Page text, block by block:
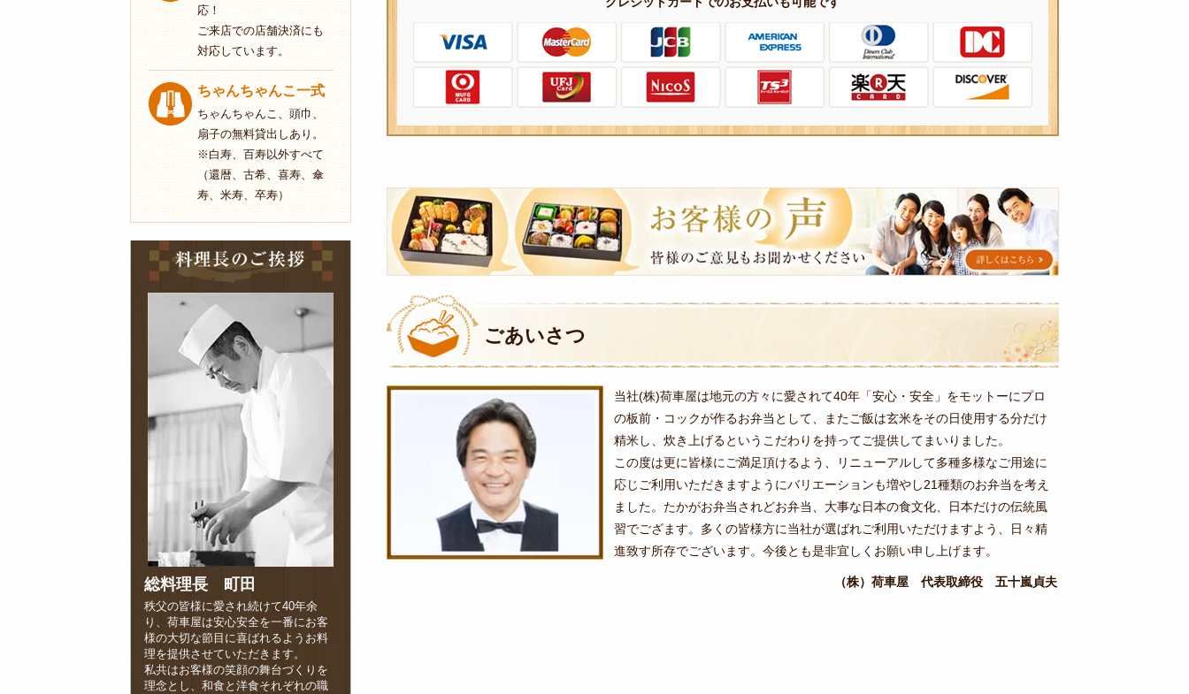
皆
様
の
ご
意
見
も
お
ごあいさつ
当社(株)荷車屋は地元の方々に愛されて40年「安心・安全」をモットーにプロ
の板前・コックが作るお弁当として、またご飯は玄米をその日使用する分だけ
精米し、炊き上げるというこだわりを持ってご提供してまいりました。
この度は更に皆様にご満足頂けるよう、リニューアルして多種多様なご用途に
応じご利用いただきますようにバリエーションも増やし21種類のお弁当を考え
ました。たかがお弁当されどお弁当、大事な日本の食文化、日本だけの伝統風
習でござます。多くの皆様方に当社が選ばれご利用いただけますよう、日々精
進致す所存でございます。今後とも是非宜しくお願い申し上げます。
（株）荷車屋 代表取締役 五十嵐貞夫
応！
ご来店での店舗決済にも
対応しています。
ちゃんちゃんこ一式
ちゃんちゃんこ、頭巾、
扇子の無料貸出しあり。
※白寿、百寿以外すべて
（還暦、古希、喜寿、傘
寿、米寿、卒寿）
総料理長 町田
秩父の皆様に愛され続けて40年余
り、荷車屋は安心安全を一番にお客
様の大切な節目に喜ばれるようお料
理を提供させていただきます。
私共はお客様の笑顔の舞台づくりを
理念とし、和食と洋食それぞれの職